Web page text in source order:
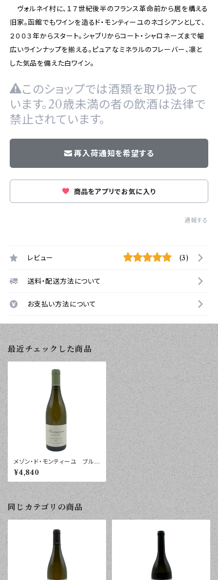
ヴォルネイ村に、１７世紀後半のフランス革命前から居を構える
旧家。函館でもワインを造るド・モンティーユのネゴシアンとして、
２００３年からスタート。シャブリからコート・シャロネーズまで幅
広いラインナップを揃える。ピュアなミネラルのフレーバー、凛と
した気品を備えた白ワイン。
このショップでは酒類を取り扱って
います。20歳未満の者の飲酒は法律で
禁止されています。
再入荷通知を希望する
商品をアプリでお気に入り
通報する
レビュー (3)
送料・配送方法について
お支払い方法について
最近チェックした商品
メゾン・ド・モンティーユ ブルゴ
ーニュ シャルドネ ２０１８
年 ７５０ｍｌ
¥4,840
同じカテゴリの商品